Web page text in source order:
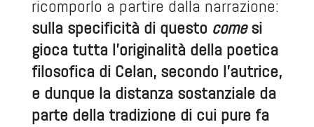
ricomporlo a partire dalla narrazione:
sulla specificità di questo comesi
gioca tutta l’originalità della poetica
filosofica di Celan, secondo l’autrice,
e dunque la distanza sostanziale da
parte della tradizione di cui pure fa